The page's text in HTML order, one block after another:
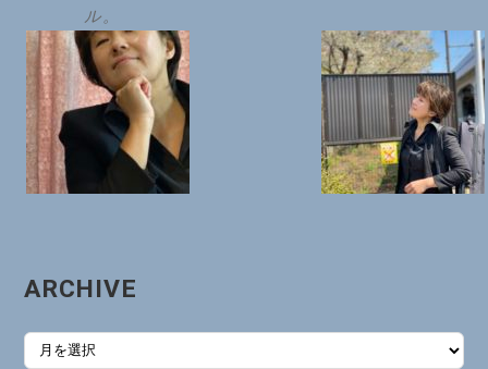
ル。
ARCHIVE
ARCHIVE